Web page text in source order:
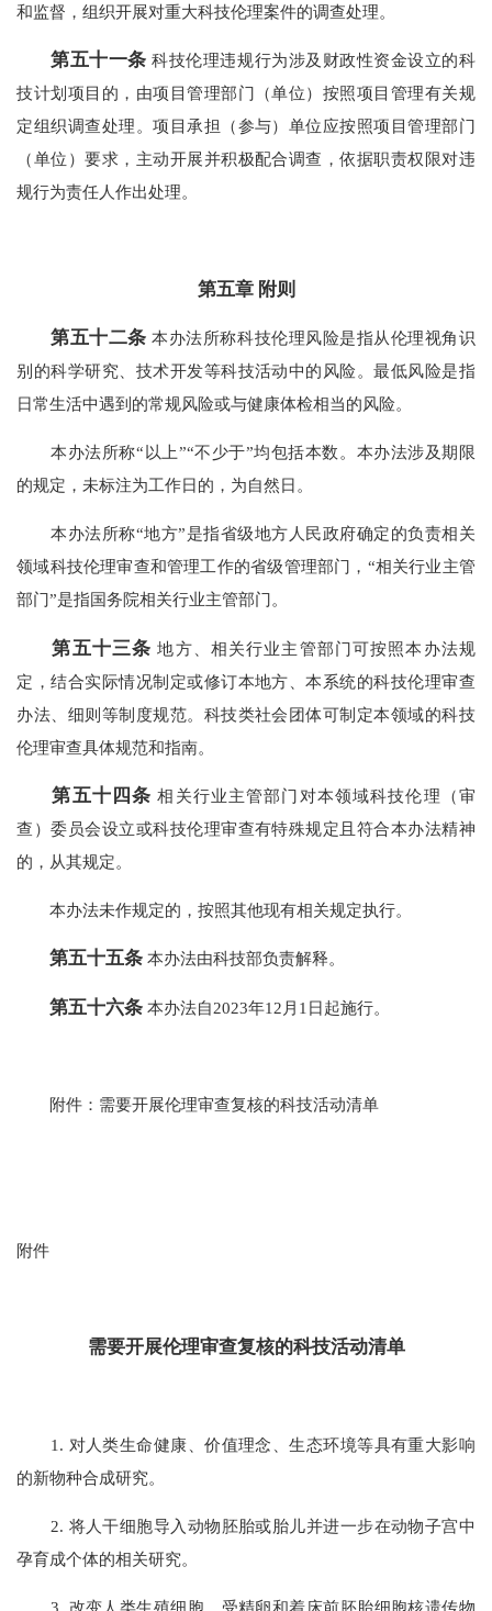
和监督，组织开展对重大科技伦理案件的调查处理。
第五十一条 科技伦理违规行为涉及财政性资金设立的科
技计划项目的，由项目管理部门（单位）按照项目管理有关规
定组织调查处理。项目承担（参与）单位应按照项目管理部门
（单位）要求，主动开展并积极配合调查，依据职责权限对违
规行为责任人作出处理。
第五章 附则
第五十二条 本办法所称科技伦理风险是指从伦理视角识
别的科学研究、技术开发等科技活动中的风险。最低风险是指
日常生活中遇到的常规风险或与健康体检相当的风险。
本办法所称“以上”“不少于”均包括本数。本办法涉及期限
的规定，未标注为工作日的，为自然日。
本办法所称“地方”是指省级地方人民政府确定的负责相关
领域科技伦理审查和管理工作的省级管理部门，“相关行业主管
部门”是指国务院相关行业主管部门。
第五十三条 地方、相关行业主管部门可按照本办法规
定，结合实际情况制定或修订本地方、本系统的科技伦理审查
办法、细则等制度规范。科技类社会团体可制定本领域的科技
伦理审查具体规范和指南。
第五十四条 相关行业主管部门对本领域科技伦理（审
查）委员会设立或科技伦理审查有特殊规定且符合本办法精神
的，从其规定。
本办法未作规定的，按照其他现有相关规定执行。
第五十五条 本办法由科技部负责解释。
第五十六条 本办法自2023年12月1日起施行。
附件：需要开展伦理审查复核的科技活动清单
附件
需要开展伦理审查复核的科技活动清单
1. 对人类生命健康、价值理念、生态环境等具有重大影响
的新物种合成研究。
2. 将人干细胞导入动物胚胎或胎儿并进一步在动物子宫中
孕育成个体的相关研究。